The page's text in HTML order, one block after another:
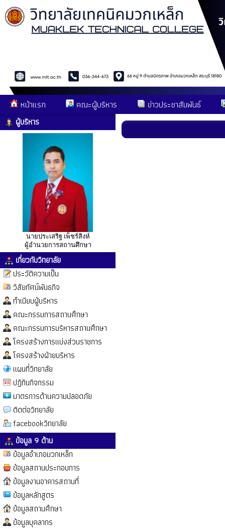
หน้าแรก คณะผู้บริหาร ข่าวประชาสัมพันธ์
ผู้บริหาร
นายประเสริฐ เพ็ชร์สิงห์
ผู้อำนวยการสถานศึกษา
เกี่ยวกับวิทยาลัย
ประวัติความเป็น
วิสัยทัศน์พันธกิจ
ทำเนียบผู้บริหาร
คณะกรรมการสถานศึกษา
คณะกรรมการบริหารสถานศึกษา
โครงสร้างการแบ่งส่วนราชการ
โครงสร้างฝ่ายบริหาร
แผนที่วิทยาลัย
ปฏิทินกิจกรรม
มาตรการด้านความปลอดภัย
ติดต่อวิทยาลัย
facebookวิทยาลัย
ข้อมูล 9 ด้าน
ข้อมูลอำเภอมวกเหล็ก
ข้อมูลสถานประกอบการ
ข้อมูลงานอาคารสถานที่
ข้อมูลหลักสูตร
ข้อมูลสถานศึกษา
ข้อมูลบุคลากร